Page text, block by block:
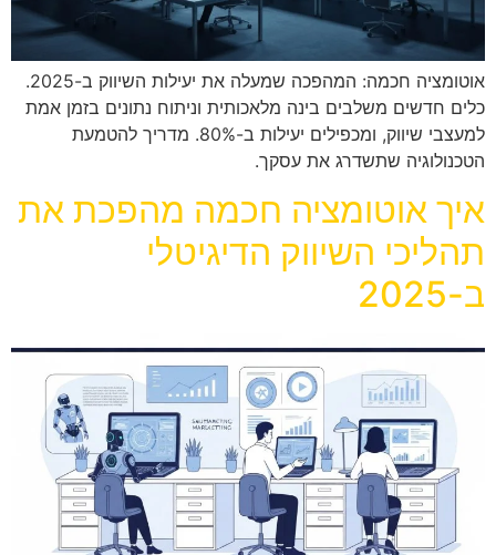
אוטומציה חכמה: המהפכה שמעלה את יעילות השיווק ב-2025.
כלים חדשים משלבים בינה מלאכותית וניתוח נתונים בזמן אמת
למעצבי שיווק, ומכפילים יעילות ב-80%. מדריך להטמעת
הטכנולוגיה שתשדרג את עסקך.
איך אוטומציה חכמה מהפכת את
תהליכי השיווק הדיגיטלי
ב-2025